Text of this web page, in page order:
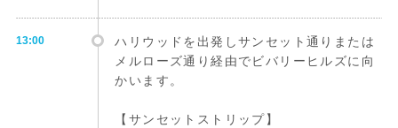
13:00
ハリウッドを出発しサンセット通りまたは
メルローズ通り経由でビバリーヒルズに向
かいます。
【サンセットストリップ】